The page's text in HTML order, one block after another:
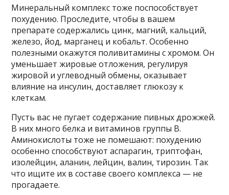
Минеральный комплекс тоже поспособствует
похудению. Проследите, чтобы в вашем
препарате содержались цинк, магний, кальций,
железо, йод, марганец и кобальт. Особенно
полезными окажутся поливитамины с хромом. Он
уменьшает жировые отложения, регулируя
жировой и углеводный обмены, оказывает
влияние на инсулин, доставляет глюкозу к
клеткам.
Пусть вас не пугает содержание пивных дрожжей.
В них много белка и витаминов группы В.
Аминокислоты тоже не помешают: похудению
особенно способствуют аспарагин, триптофан,
изолейцин, аланин, лейцин, валин, тирозин. Так
что ищите их в составе своего комплекса — не
прогадаете.